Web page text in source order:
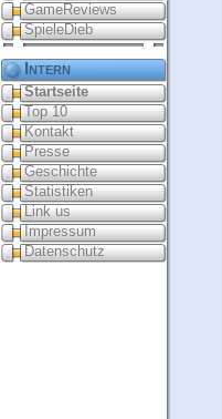
GameReviews
SpieleDieb
Intern
Startseite
Top 10
Kontakt
Presse
Geschichte
Statistiken
Link us
Impressum
Datenschutz